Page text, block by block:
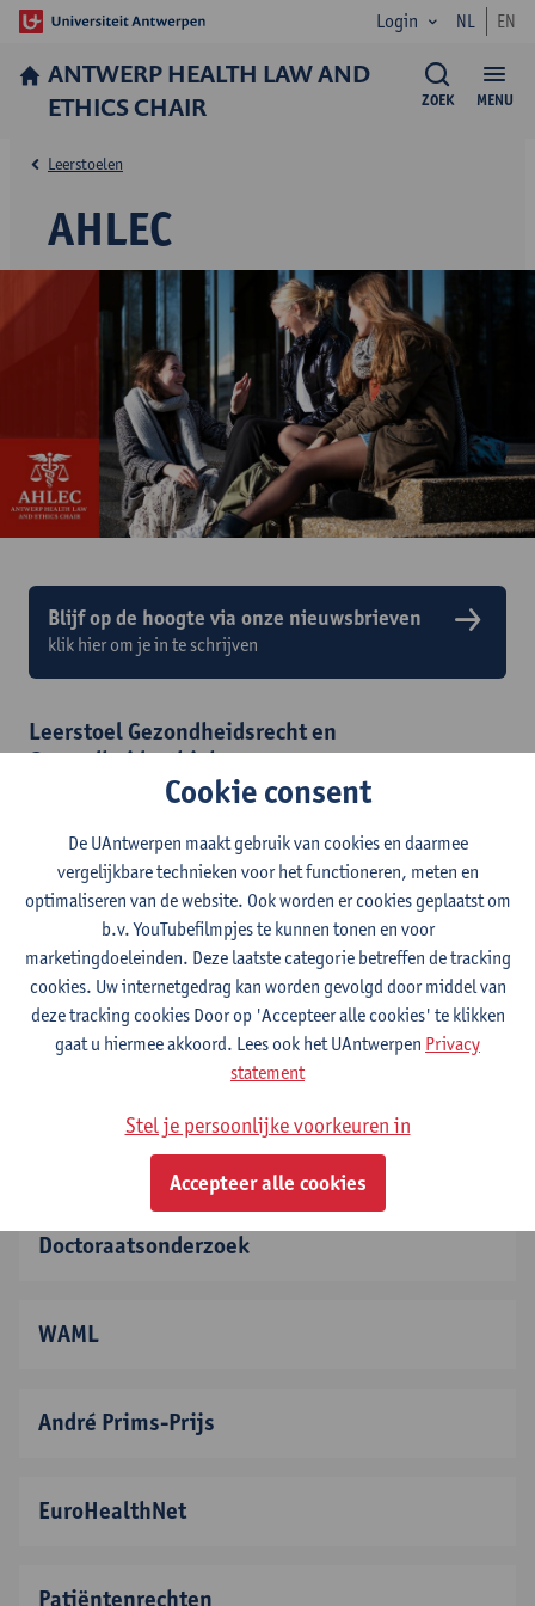
Login NL EN
ANTWERP HEALTH LAW AND
ETHICS CHAIR
MENU
ZOEK
AHLEC
Leerstoelen
Blijf op de hoogte via onze nieuwsbrieven
klik hier om je in te schrijven
Leerstoel Gezondheidsrecht en
Gezondheidsethiek
De Leerstoel Gezondheidsrecht en Gezondheidsethiek voert
domein van gezondheidsrecht en gezondheidsethiek.
Lees meer
Over AHLEC
Postgraduaat
Doctoraatsonderzoek
WAML
André Prims-Prijs
EuroHealthNet
Patiëntenrechten
Cookie consent
De UAntwerpen maakt gebruik van cookies en daarmee
vergelijkbare technieken voor het functioneren, meten en
optimaliseren van de website. Ook worden er cookies geplaatst om
b.v. YouTubefilmpjes te kunnen tonen en voor
marketingdoeleinden. Deze laatste categorie betreffen de tracking
cookies. Uw internetgedrag kan worden gevolgd door middel van
deze tracking cookies Door op 'Accepteer alle cookies' te klikken
gaat u hiermee akkoord. Lees ook het UAntwerpen Privacy
statement
Stel je persoonlijke voorkeuren in
Accepteer alle cookies